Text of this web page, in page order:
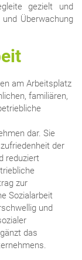
gezielt und
Überwachung
am Arbeitsplatz
familiären,
dar. Sie
der
reduziert
zur
Sozialarbeit
und
das